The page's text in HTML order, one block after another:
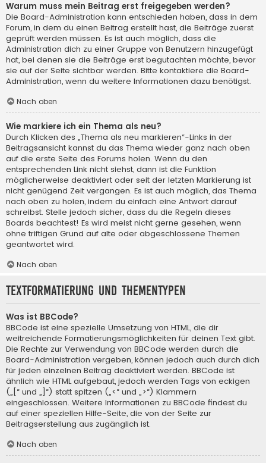
Warum muss mein Beitrag erst freigegeben werden?
Die Board-Administration kann entschieden haben, dass in dem
Forum, in dem du einen Beitrag erstellt hast, die Beiträge zuerst
geprüft werden müssen. Es ist auch möglich, dass die
Administration dich zu einer Gruppe von Benutzern hinzugefügt
hat, bei denen sie die Beiträge erst begutachten möchte, bevor
sie auf der Seite sichtbar werden. Bitte kontaktiere die Board-
Administration, wenn du weitere Informationen dazu benötigst.
Nach oben
Wie markiere ich ein Thema als neu?
Durch Klicken des „Thema als neu markieren“-Links in der
Beitragsansicht kannst du das Thema wieder ganz nach oben
auf die erste Seite des Forums holen. Wenn du den
entsprechenden Link nicht siehst, dann ist die Funktion
möglicherweise deaktiviert oder seit der letzten Markierung ist
nicht genügend Zeit vergangen. Es ist auch möglich, das Thema
nach oben zu holen, indem du einfach eine Antwort darauf
schreibst. Stelle jedoch sicher, dass du die Regeln dieses
Boards beachtest! Es wird meist nicht gerne gesehen, wenn
ohne triftigen Grund auf alte oder abgeschlossene Themen
geantwortet wird.
Nach oben
Textformatierung und Thementypen
Was ist BBCode?
BBCode ist eine spezielle Umsetzung von HTML, die dir
weitreichende Formatierungsmöglichkeiten für deinen Text gibt.
Die Rechte zur Verwendung von BBCode werden durch die
Board-Administration vergeben, können jedoch auch durch dich
für jeden einzelnen Beitrag deaktiviert werden. BBCode ist
ähnlich wie HTML aufgebaut, jedoch werden Tags von eckigen
(„[“ und „]“) statt spitzen („<“ und „>“) Klammern
eingeschlossen. Weitere Informationen zu BBCode findest du
auf einer speziellen Hilfe-Seite, die von der Seite zur
Beitragserstellung aus zugänglich ist.
Nach oben